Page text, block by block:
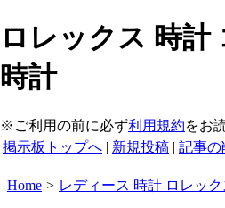
ロレックス 時計
時計
※ご利用の前に必ず利用規約をお
掲示板トップへ | 新規投稿 | 記事の
Home > レディース 時計 ロレック